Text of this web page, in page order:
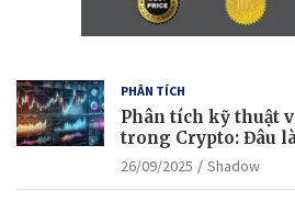
PHÂN TÍCH
Phân tích kỹ thuật
trong Crypto: Đâu
công?
26/09/2025 Shadow